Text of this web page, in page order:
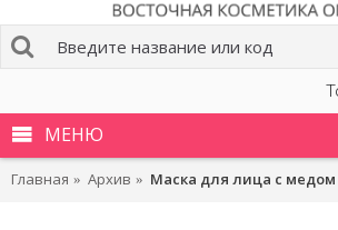
МЕНЮ
Главная Архив Маска для лица с медом